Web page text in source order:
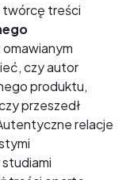
twórcę treści
czy autor
produktu,
przeszedł
relacje